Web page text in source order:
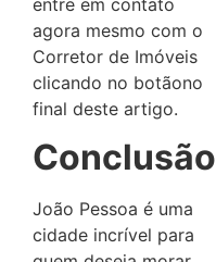
agora mesmo com o
Corretor de Imóveis
clicando no botãono
final deste artigo.
Conclusão
João Pessoa é uma
cidade incrível para